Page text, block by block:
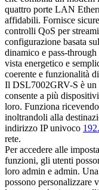
quattro porte LAN
affidabili. Fornisce
controlli QoS per
configurazione basata
dinamico e pass-
vista energetico e
coerente e funzionalità
Il DSL7002GRV-S è un
consente a più
loro. Funziona
inoltrandoli alla
indirizzo IP univoco
rete.
Per accedere alle
funzioni, gli utenti
loro admin e admin.
possono personalizzare